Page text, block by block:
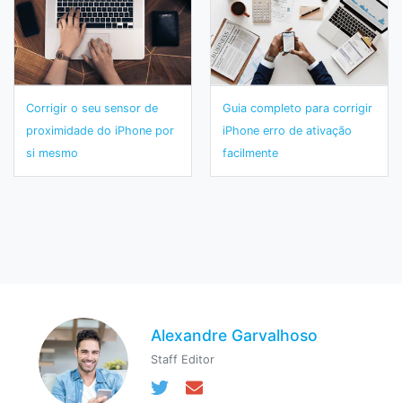
Corrigir o seu sensor de
proximidade do iPhone por
si mesmo
Guia completo para corrigir
iPhone erro de ativação
facilmente
Alexandre Garvalhoso
Staff Editor